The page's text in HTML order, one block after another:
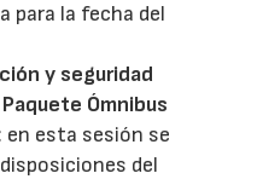
para la fecha del
y seguridad
Ómnibus
: en esta sesión se
del